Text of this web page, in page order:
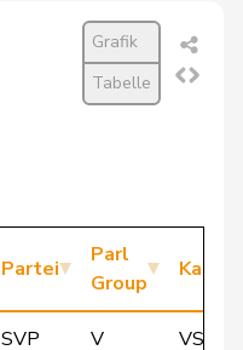
Grafik
Tabelle
Partei
Parl
Group
SVP V
VS